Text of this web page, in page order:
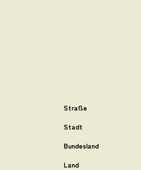
Straße
Stadt
Bundesland
Land